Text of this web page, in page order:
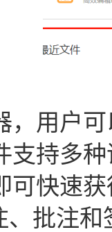
，用户
支持多
可快速
、批注